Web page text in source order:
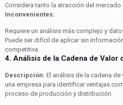
Considera tanto la atracción del mercado
Inconvenientes:
Requiere un análisis más complejo y
Puede ser difícil de aplicar sin
competitiva.
4. Análisis de la Cadena de Valor
Descripción: El análisis de la cadena
una empresa para identificar ventajas
proceso de producción y distribución.